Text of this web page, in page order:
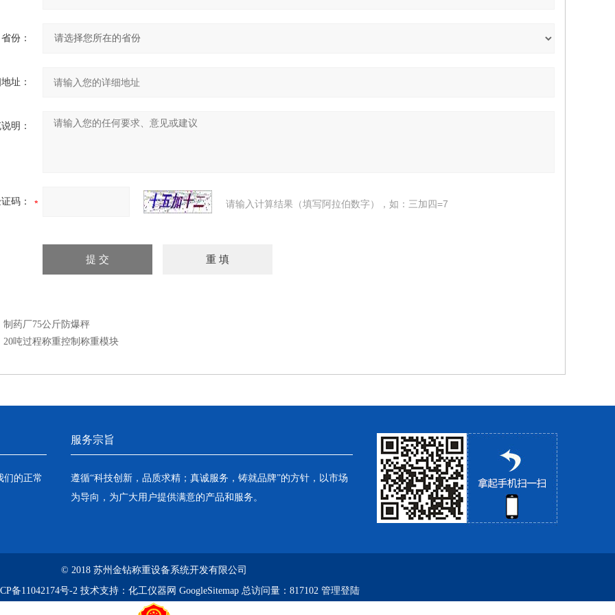
省份：
址：
明：
码： 请输入计算结果（填写阿拉伯数字），如：三加四=7
制药厂75公斤防爆秤
20吨过程称重控制称重模块
们的正常
服务宗旨
遵循“科技创新，品质求精；真诚服务，铸就品牌”的方针，以市场
为导向，为广大用户提供满意的产品和服务。
© 2018 苏州金钻称重设备系统开发有限公司
备11042174号-2技术支持： 化工仪器网 GoogleSitemap总访问量：817102 管理登陆